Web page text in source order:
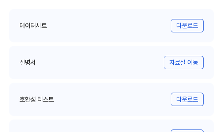
데이터시트 다운로드
설명서 자료실 이동
호환성 리스트 다운로드